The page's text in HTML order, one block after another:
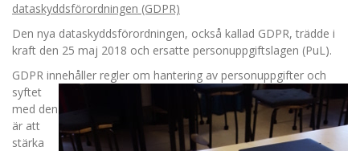
dataskyddsförordningen (GDPR)
Den nya dataskyddsförordningen, också kallad GDPR, trädde i
kraft den 25 maj 2018 och ersatte personuppgiftslagen (PuL).
GDPR innehåller regler om hantering av personuppgifter och
syftet
med den
är att
stärka